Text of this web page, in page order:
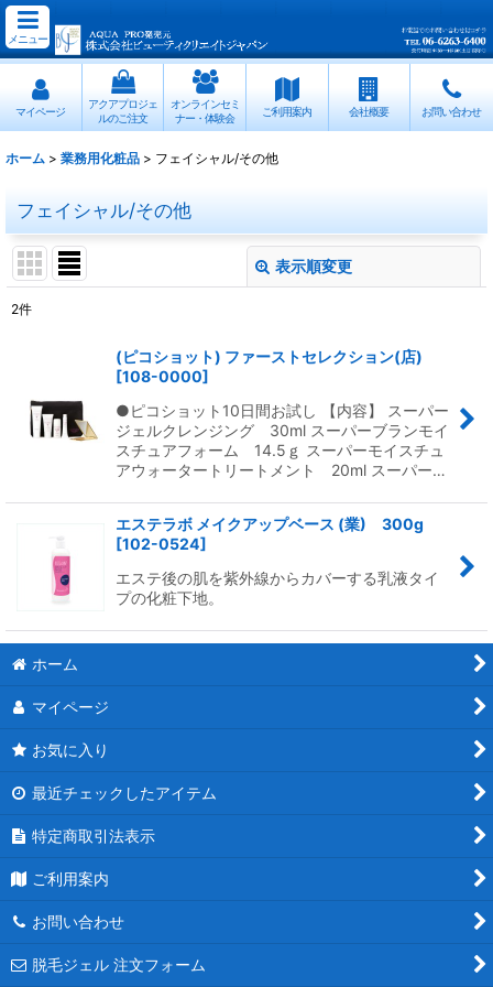
メニュー
マイページ
アクアプロジェ
ルのご注文
オンラインセミ
ナー・体験会
ご利用案内 会社概要 お問い合わせ
ホーム > 業務用化粧品 > フェイシャル/その他
フェイシャル/その他
表示順変更
絞り込む
2件
(ピコショット) ファーストセレクション(店)
[108-0000]
●ピコショット10日間お試し 【内容】 スーパー
ジェルクレンジング 30ml スーパーブランモイ
スチュアフォーム 14.5ｇ スーパーモイスチュ
アウォータートリートメント 20ml スーパー…
エステラボ メイクアップベース (業) 300g
[102-0524]
エステ後の肌を紫外線からカバーする乳液タイ
プの化粧下地。
ホーム
マイページ
お気に入り
最近チェックしたアイテム
特定商取引法表示
ご利用案内
お問い合わせ
脱毛ジェル 注文フォーム